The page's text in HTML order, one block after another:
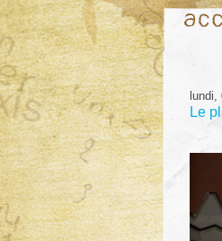
lundi,
Le